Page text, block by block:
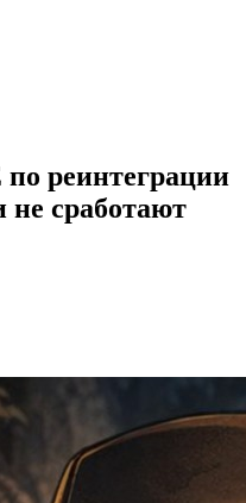
реинтеграции
не сработают